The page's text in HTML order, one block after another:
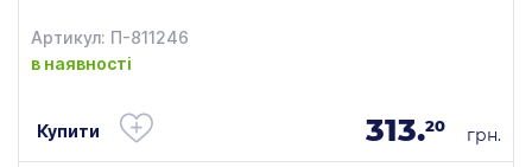
Артикул: П-811246
в наявності
Купити 313.20 грн.